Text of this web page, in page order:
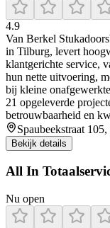
4.9
Van Berkel
in Tilburg, levert
klantgerichte service,
hun nette uitvoering,
bij kleine
21 opgeleverde
betrouwbaarheid en
Spaubeekstraat
Bekijk details
All In
Nu open